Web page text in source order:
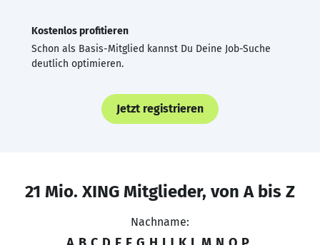
Kostenlos profitieren
Schon als Basis-Mitglied kannst Du Deine Job-Suche
deutlich optimieren.
Jetzt registrieren
21 Mio. XING Mitglieder, von A bis Z
Nachname: